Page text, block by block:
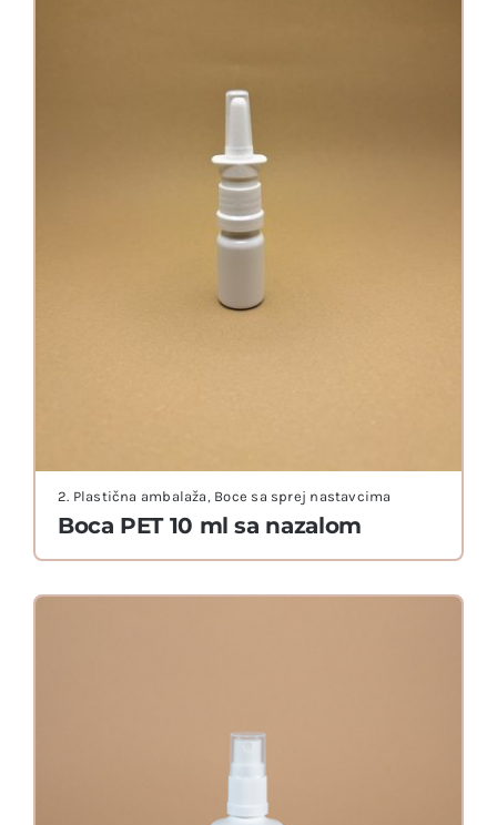
Boca PET 10 ml sa nazalom
2. Plastična ambalaža, Boce sa sprej nastavcima